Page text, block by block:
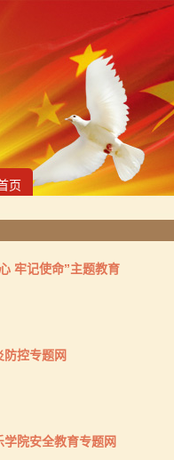
页
牢记使命”主题教育
防控专题网
学院安全教育专题网